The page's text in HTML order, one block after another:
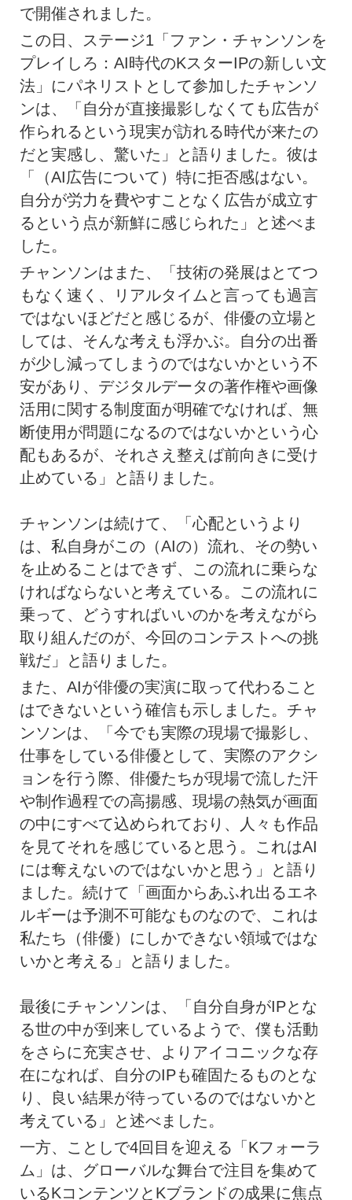
で開催されました。
この日、ステージ1「ファン・チャンソンを
プレイしろ：AI時代のKスターIPの新しい文
法」にパネリストとして参加したチャンソ
ンは、「自分が直接撮影しなくても広告が
作られるという現実が訪れる時代が来たの
だと実感し、驚いた」と語りました。彼は
「（AI広告について）特に拒否感はない。
自分が労力を費やすことなく広告が成立す
るという点が新鮮に感じられた」と述べま
した。
チャンソンはまた、「技術の発展はとてつ
もなく速く、リアルタイムと言っても過言
ではないほどだと感じるが、俳優の立場と
しては、そんな考えも浮かぶ。自分の出番
が少し減ってしまうのではないかという不
安があり、デジタルデータの著作権や画像
活用に関する制度面が明確でなければ、無
断使用が問題になるのではないかという心
配もあるが、それさえ整えば前向きに受け
止めている」と語りました。
チャンソンは続けて、「心配というより
は、私自身がこの（AIの）流れ、その勢い
を止めることはできず、この流れに乗らな
ければならないと考えている。この流れに
乗って、どうすればいいのかを考えながら
取り組んだのが、今回のコンテストへの挑
戦だ」と語りました。
また、AIが俳優の実演に取って代わること
はできないという確信も示しました。チャ
ンソンは、「今でも実際の現場で撮影し、
仕事をしている俳優として、実際のアクシ
ョンを行う際、俳優たちが現場で流した汗
や制作過程での高揚感、現場の熱気が画面
の中にすべて込められており、人々も作品
を見てそれを感じていると思う。これはAI
には奪えないのではないかと思う」と語り
ました。続けて「画面からあふれ出るエネ
ルギーは予測不可能なものなので、これは
私たち（俳優）にしかできない領域ではな
いかと考える」と語りました。
最後にチャンソンは、「自分自身がIPとな
る世の中が到来しているようで、僕も活動
をさらに充実させ、よりアイコニックな存
在になれば、自分のIPも確固たるものとな
り、良い結果が待っているのではないかと
考えている」と述べました。
一方、ことしで4回目を迎える「Kフォーラ
ム」は、グローバルな舞台で注目を集めて
いるKコンテンツとKブランドの成果に焦点